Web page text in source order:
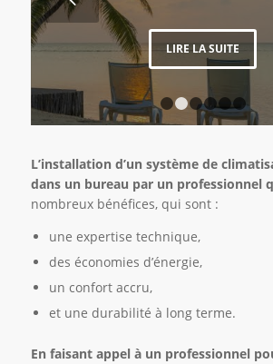
LIRE LA SUITE
1
L’installation d’un système de
dans un bureau par un professionnel
nombreux bénéfices, qui sont :
une expertise technique,
des économies d’énergie,
un confort accru,
et une durabilité à long terme.
En faisant appel à un professionnel